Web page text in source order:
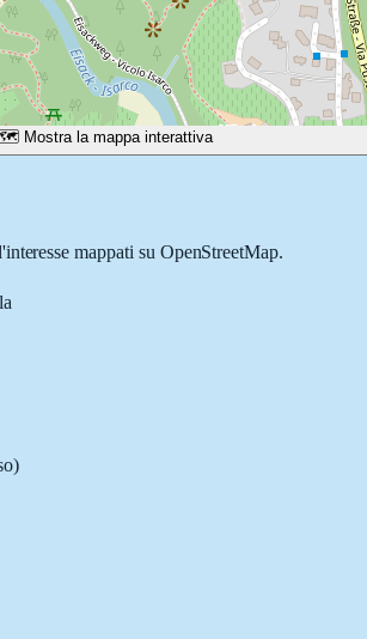
🗺️ Mostra la mappa interattiva
mappati su OpenStreetMap.